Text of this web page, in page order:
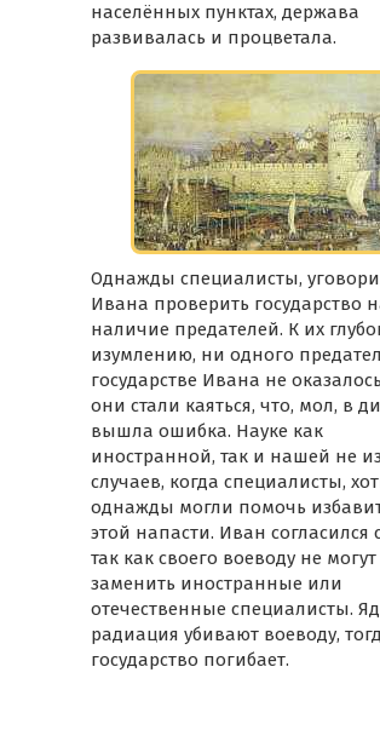
населённых пунктах, держава
развивалась и процветала.
Однажды специалисты,
Ивана проверить государство
наличие предателей. К их
изумлению, ни одного
государстве Ивана не
они стали каяться, что, мол, в
вышла ошибка. Науке как
иностранной, так и нашей не
случаев, когда специалисты,
однажды могли помочь
этой напасти. Иван согласился
так как своего воеводу не могут
заменить иностранные или
отечественные специалисты.
радиация убивают воеводу,
государство погибает.